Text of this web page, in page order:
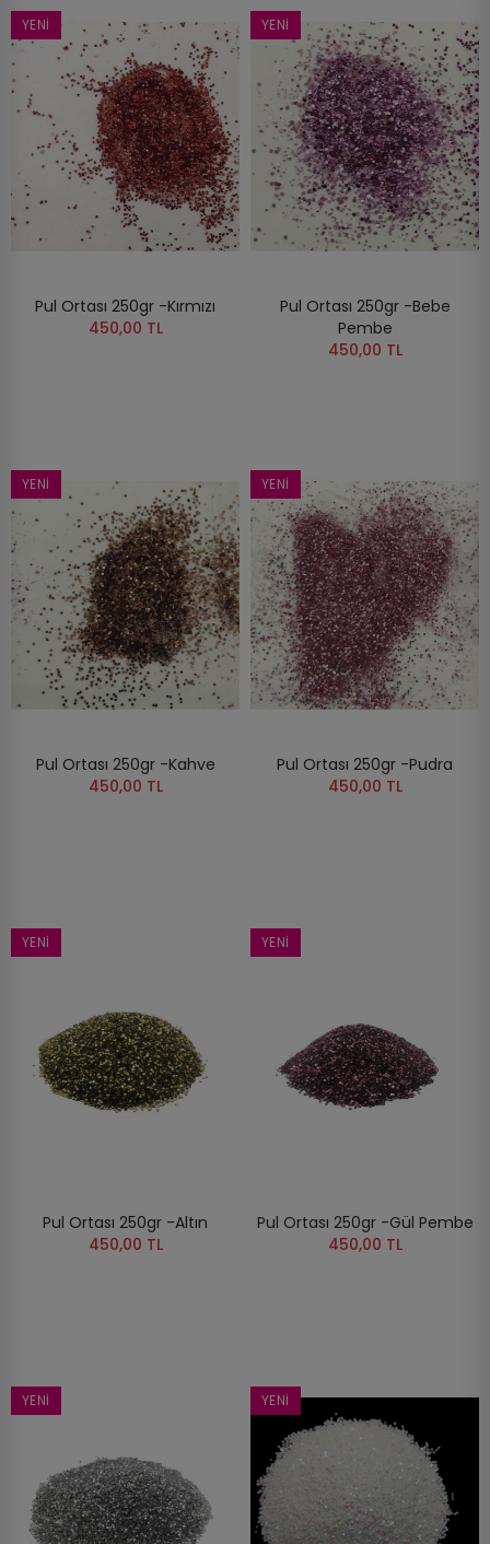
YENI
Pul Ortası 250gr -Kırmızı
450,00 TL
YENI
Pul Ortası 250gr -Bebe
Pembe
450,00 TL
YENI
Pul Ortası 250gr -Kahve
450,00 TL
YENI
Pul Ortası 250gr -Pudra
450,00 TL
YENI
Pul Ortası 250gr -Altın
450,00 TL
YENI
Pul Ortası 250gr -Gül Pembe
450,00 TL
YENI YENI